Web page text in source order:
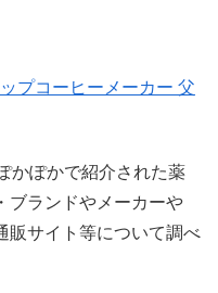
プコーヒーメーカー 父
かぽかで紹介された薬
ブランドやメーカーや
販サイト等について調べ